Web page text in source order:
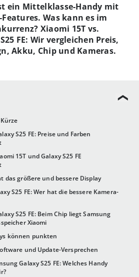
S25 FE: Preise und Farben
15T und Galaxy S25 FE
das größere und bessere Display
S25 FE: Wer hat die bessere Kamera-
S25 FE: Beim Chip liegt Samsung
Xiaomi
können punkten
und Update-Versprechen
Galaxy S25 FE: Welches Handy
ein Mittelklasse-Handy mit
Was kann es im
Xiaomi 15T vs.
FE: Wir vergleichen Preis,
Akku, Chip und Kameras.